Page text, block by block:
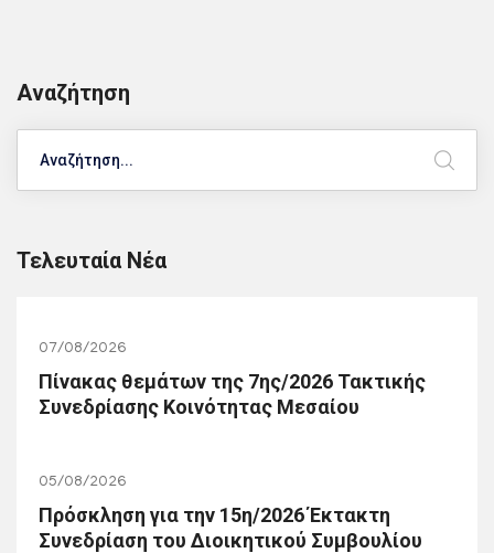
Αναζήτηση
Τελευταία Νέα
07/08/2026
Πίνακας θεμάτων της 7ης/2026 Τακτικής
Συνεδρίασης Κοινότητας Μεσαίου
05/08/2026
Πρόσκληση για την 15η/2026 Έκτακτη
Συνεδρίαση του Διοικητικού Συμβουλίου